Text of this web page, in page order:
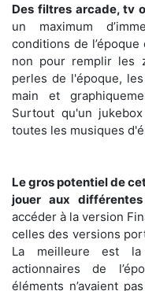
Des filtres arcade, tv
un maximum
conditions de l’époque
non pour remplir les
perles de l'époque,
main et
Surtout qu'un
toutes les musiques
Le gros potentiel de
jouer aux
accéder à la version
celles des versions
La meilleure est la
actionnaires de
éléments n’avaient